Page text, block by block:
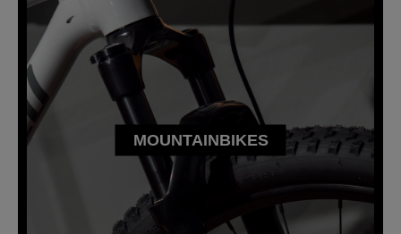
MOUNTAINBIKES